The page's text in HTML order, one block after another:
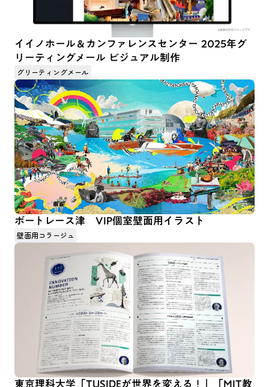
イイノホール＆カンファレンスセンター 2025年グ
リーティングメール ビジュアル制作
グリーティングメール
ボートレース津 VIP個室壁面用イラスト
壁面用コラージュ